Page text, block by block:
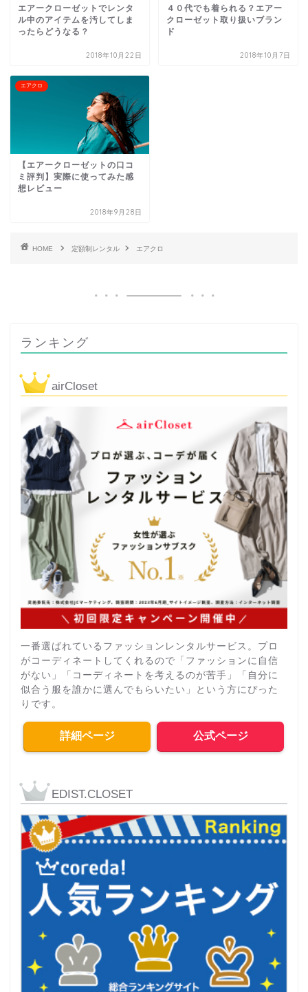
エアークローゼットでレンタ
ル中のアイテムを汚してしま
ったらどうなる？
2018年10月22日
４０代でも着られる？エアー
クローゼット取り扱いブラン
ド
2018年10月7日
エアクロ
【エアークローゼットの口コ
ミ評判】実際に使ってみた感
想レビュー
2018年9月28日
HOME 定額制レンタル エアクロ
ランキング
airCloset
一番選ばれているファッションレンタルサービス。プロ
がコーディネートしてくれるので「ファッションに自信
がない」「コーディネートを考えるのが苦手」「自分に
似合う服を誰かに選んでもらいたい」という方にぴった
りです。
詳細ページ 公式ページ
EDIST.CLOSET